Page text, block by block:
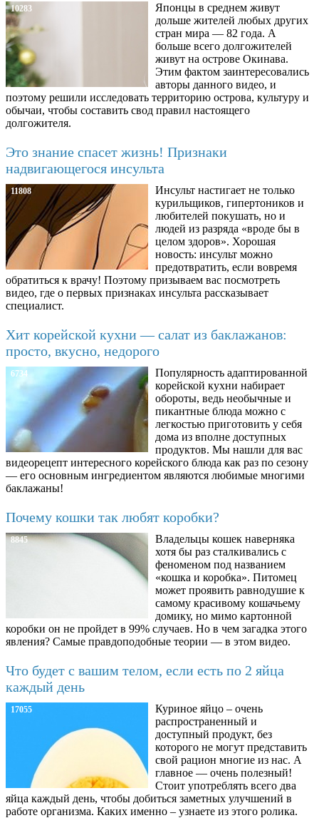
10283
Японцы в среднем живут
дольше жителей любых других
стран мира — 82 года. А
больше всего долгожителей
живут на острове Окинава.
Этим фактом заинтересовались
авторы данного видео, и
поэтому решили исследовать территорию острова, культуру и
обычаи, чтобы составить свод правил настоящего
долгожителя.
Это знание спасет жизнь! Признаки
надвигающегося инсульта
11808
Инсульт настигает не только
курильщиков, гипертоников и
любителей покушать, но и
людей из разряда «вроде бы в
целом здоров». Хорошая
новость: инсульт можно
предотвратить, если вовремя
обратиться к врачу! Поэтому призываем вас посмотреть
видео, где о первых признаках инсульта рассказывает
специалист.
Хит корейской кухни — салат из баклажанов:
просто, вкусно, недорого
6734
Популярность адаптированной
корейской кухни набирает
обороты, ведь необычные и
пикантные блюда можно с
легкостью приготовить у себя
дома из вполне доступных
продуктов. Мы нашли для вас
видеорецепт интересного корейского блюда как раз по сезону
— его основным ингредиентом являются любимые многими
баклажаны!
Почему кошки так любят коробки?
8845
Владельцы кошек наверняка
хотя бы раз сталкивались с
феноменом под названием
«кошка и коробка». Питомец
может проявить равнодушие к
самому красивому кошачьему
домику, но мимо картонной
коробки он не пройдет в 99% случаев. Но в чем загадка этого
явления? Самые правдоподобные теории — в этом видео.
Что будет с вашим телом, если есть по 2 яйца
каждый день
17055
Куриное яйцо – очень
распространенный и
доступный продукт, без
которого не могут представить
свой рацион многие из нас. А
главное — очень полезный!
Стоит употреблять всего два
яйца каждый день, чтобы добиться заметных улучшений в
работе организма. Каких именно – узнаете из этого ролика.